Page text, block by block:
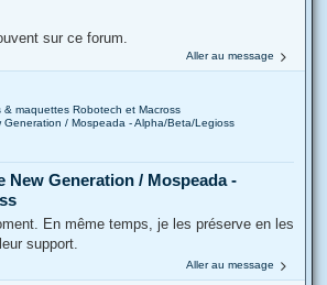
sur ce forum.
Aller au message
& maquettes Robotech et Macross
Generation / Mospeada - Alpha/Beta/Legioss
New Generation / Mospeada -
En même temps, je les préserve en les
support.
Aller au message